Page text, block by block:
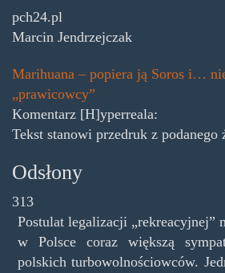
pch24.pl
Marcin Jendrzejczak
Marihuana – popiera ją Soros i…
„prawicowcy”
Komentarz [H]yperreala:
Tekst stanowi przedruk z podanego
Odsłony
313
Postulat legalizacji „rekreacyjnej”
w Polsce coraz większą
polskich turbowolnościowców.